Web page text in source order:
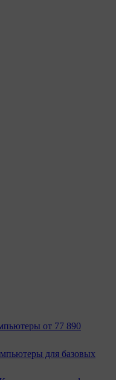
от 77 890
для базовых